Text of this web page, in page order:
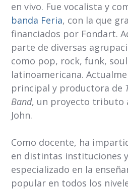
en vivo. Fue vocalista y
banda Feria, con la que
financiados por Fondart.
parte de diversas
como pop, rock, funk,
latinoamericana.
principal y productora de
Band, un proyecto tributo
John.
Como docente, ha
en distintas instituciones
especializado en la
popular en todos los